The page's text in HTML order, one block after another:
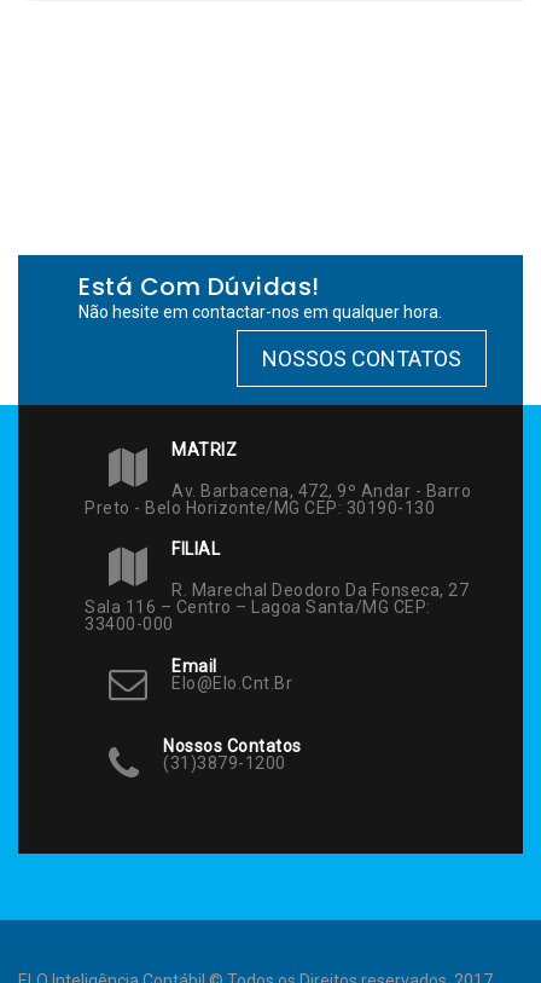
Está Com Dúvidas!
Não hesite em contactar-nos em qualquer hora.
NOSSOS CONTATOS
MATRIZ
Av. Barbacena, 472, 9º Andar - Barro
Preto - Belo Horizonte/MG CEP: 30190-130
FILIAL
R. Marechal Deodoro Da Fonseca, 27
Sala 116 – Centro – Lagoa Santa/MG CEP:
33400-000
Email
Elo@elo.cnt.br
Nossos Contatos
(31)3879-1200